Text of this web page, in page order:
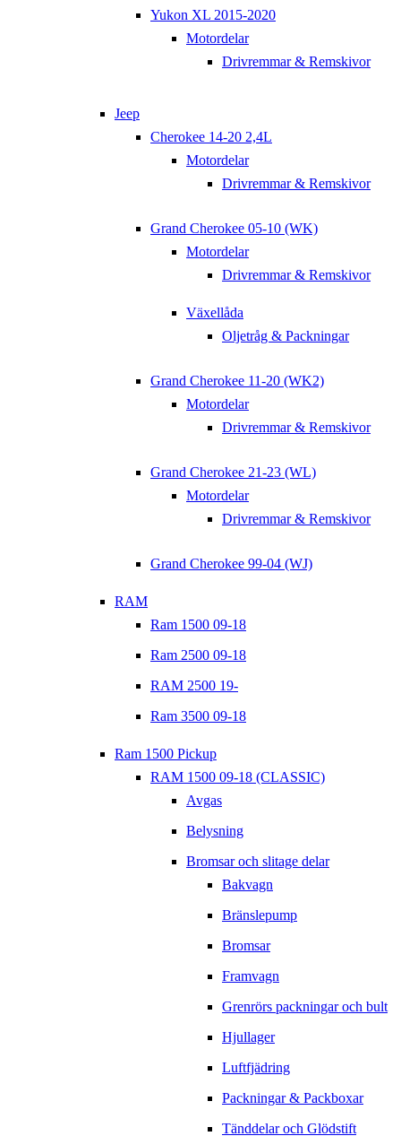
Yukon XL 2015-2020
Motordelar
Drivremmar & Remskivor
Jeep
Cherokee 14-20 2,4L
Motordelar
Drivremmar & Remskivor
Grand Cherokee 05-10 (WK)
Motordelar
Drivremmar & Remskivor
Växellåda
Oljetråg & Packningar
Grand Cherokee 11-20 (WK2)
Motordelar
Drivremmar & Remskivor
Grand Cherokee 21-23 (WL)
Motordelar
Drivremmar & Remskivor
Grand Cherokee 99-04 (WJ)
RAM
Ram 1500 09-18
Ram 2500 09-18
RAM 2500 19-
Ram 3500 09-18
Ram 1500 Pickup
RAM 1500 09-18 (CLASSIC)
Avgas
Belysning
Bromsar och slitage delar
Bakvagn
Bränslepump
Bromsar
Framvagn
Grenrörs packningar och bult
Hjullager
Luftfjädring
Packningar & Packboxar
Tänddelar och Glödstift